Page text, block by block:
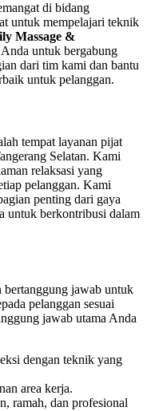
di bidang
untuk mempelajari teknik
Massage &
untuk bergabung
dari tim kami dan bantu
untuk pelanggan.
tempat layanan pijat
Selatan. Kami
relaksasi yang
pelanggan. Kami
penting dari gaya
untuk berkontribusi dalam
bertanggung jawab untuk
pelanggan sesuai
jawab utama Anda
dengan teknik yang
area kerja.
ramah, dan profesional